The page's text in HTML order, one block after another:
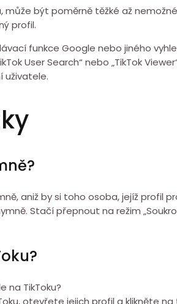
může být poměrně těžké až
profil.
funkce Google nebo jiného
User Search“ nebo „TikTok
uživatele.
aniž by si toho osoba, jejíž profil
Stačí přepnout na režim
na TikToku?
otevřete jejich profil a klikněte